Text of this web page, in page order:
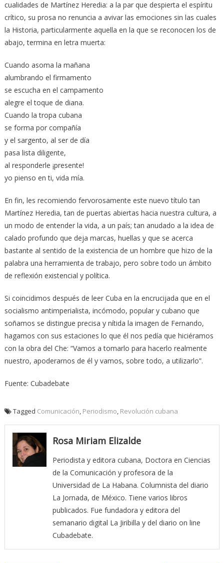
cualidades de Martínez Heredia: a la par que despierta el espíritu
crítico, su prosa no renuncia a avivar las emociones sin las cuales
la Historia, particularmente aquella en la que se reconocen los de
abajo, termina en letra muerta:
Cuando asoma la mañana
alumbrando el firmamento
se escucha en el campamento
alegre el toque de diana.
Cuando la tropa cubana
se forma por compañía
y el sargento, al ser de día
pasa lista diligente,
al responderle ¡presente!
yo pienso en ti, vida mía.
En fin, les recomiendo fervorosamente este nuevo título tan
Martínez Heredia, tan de puertas abiertas hacia nuestra cultura, a
un modo de entender la vida, a un país; tan anudado a la idea de
calado profundo que deja marcas, huellas y que se acerca
bastante al sentido de la existencia de un hombre que hizo de la
palabra una herramienta de trabajo, pero sobre todo un ámbito
de reflexión existencial y política.
Si coincidimos después de leer Cuba en la encrucijada que en el
socialismo antimperialista, incómodo, popular y cubano que
soñamos se distingue precisa y nítida la imagen de Fernando,
hagamos con sus estaciones lo que él nos pedía que hiciéramos
con la obra del Che: “Vamos a tomarlo para hacerlo realmente
nuestro, apoderarnos de él y vamos, sobre todo, a utilizarlo”.
Fuente: Cubadebate
Tagged Comunicación, Periodismo, Revolución cubana
Rosa Miriam Elizalde
Periodista y editora cubana, Doctora en Ciencias
de la Comunicación y profesora de la
Universidad de La Habana. Columnista del diario
La Jornada, de México. Tiene varios libros
publicados. Fue fundadora y editora del
semanario digital La Jiribilla y del diario on line
Cubadebate.